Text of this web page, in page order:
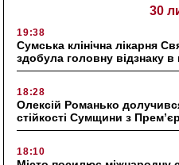
30
19:38
Сумська клінічна лікарня
здобула головну відзнаку в
18:28
Олексій Романько
стійкості Сумщини з
18:10